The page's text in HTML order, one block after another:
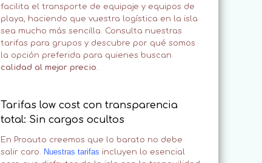
facilita el transporte de equipaje y equipos de
playa, haciendo que vuestra logística en la isla
sea mucho más sencilla. Consulta nuestras
tarifas para grupos y descubre por qué somos
la opción preferida para quienes buscan
calidad al mejor precio.
Tarifas low cost con transparencia
total: Sin cargos ocultos
En Proauto creemos que lo barato no debe
salir caro. Nuestras tarifas incluyen lo esencial